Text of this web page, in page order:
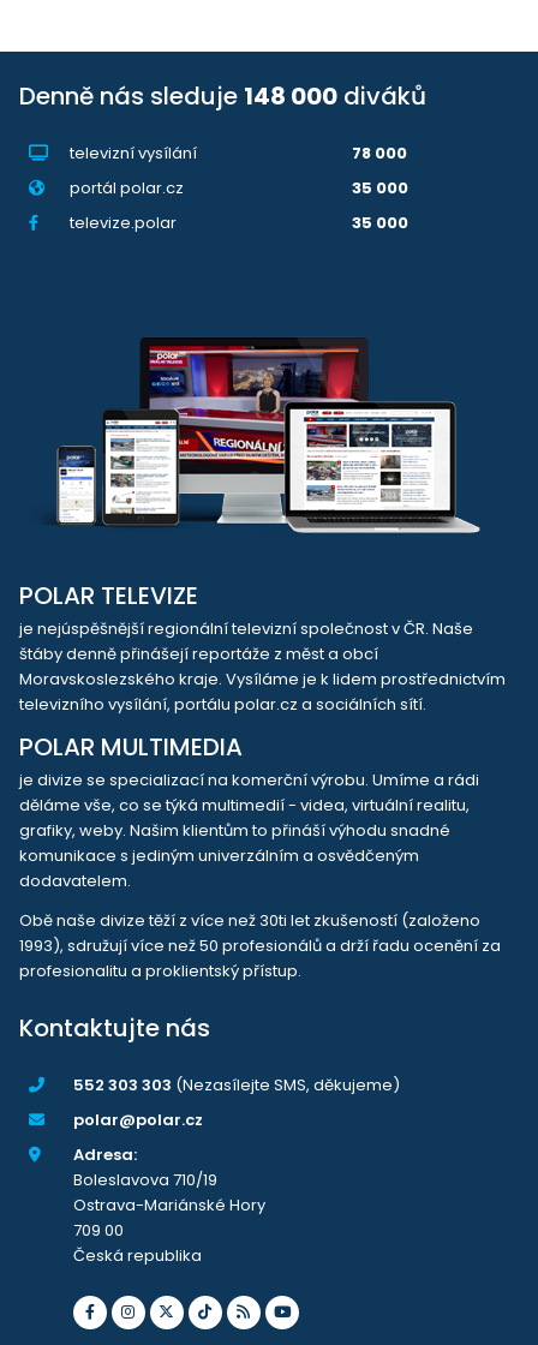
Denně nás sleduje 148 000 diváků
televizní vysílání
78 000
portál polar.cz
35 000
televize.polar
35 000
POLAR TELEVIZE
je nejúspěšnější regionální televizní společnost v ČR. Naše
štáby denně přinášejí reportáže z měst a obcí
Moravskoslezského kraje. Vysíláme je k lidem prostřednictvím
televizního vysílání, portálu polar.cz a sociálních sítí.
POLAR MULTIMEDIA
je divize se specializací na komerční výrobu. Umíme a rádi
děláme vše, co se týká multimedií - videa, virtuální realitu,
grafiky, weby. Našim klientům to přináší výhodu snadné
komunikace s jediným univerzálním a osvědčeným
dodavatelem.
Obě naše divize těží z více než 30ti let zkušeností (založeno
1993), sdružují více než 50 profesionálů a drží řadu ocenění za
profesionalitu a proklientský přístup.
Kontaktujte nás
552 303 303 (Nezasílejte SMS, děkujeme)
polar@polar.cz
Adresa:
Boleslavova 710/19
Ostrava-Mariánské Hory
709 00
Česká republika